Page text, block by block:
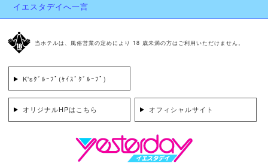
イエスタデイへ一言
当ホテルは、風俗営業の定めにより 18 歳未満の方はご利用いただけません。
K'sｸﾞﾙｰﾌﾟ(ｹｲｽﾞｸﾞﾙｰﾌﾟ)
オリジナルHPはこちら オフィシャルサイト